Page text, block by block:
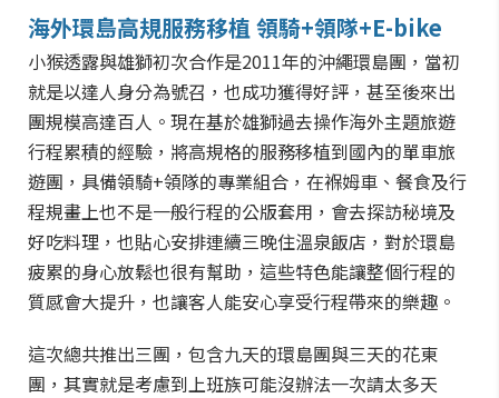
海外環島高規服務移植 領騎+領隊+E-bike
小猴透露與雄獅初次合作是2011年的沖繩環島團，當初
就是以達人身分為號召，也成功獲得好評，甚至後來出
團規模高達百人。現在基於雄獅過去操作海外主題旅遊
行程累積的經驗，將高規格的服務移植到國內的單車旅
遊團，具備領騎+領隊的專業組合，在褓姆車、餐食及行
程規畫上也不是一般行程的公版套用，會去探訪秘境及
好吃料理，也貼心安排連續三晚住溫泉飯店，對於環島
疲累的身心放鬆也很有幫助，這些特色能讓整個行程的
質感會大提升，也讓客人能安心享受行程帶來的樂趣。
這次總共推出三團，包含九天的環島團與三天的花東
團，其實就是考慮到上班族可能沒辦法一次請太多天